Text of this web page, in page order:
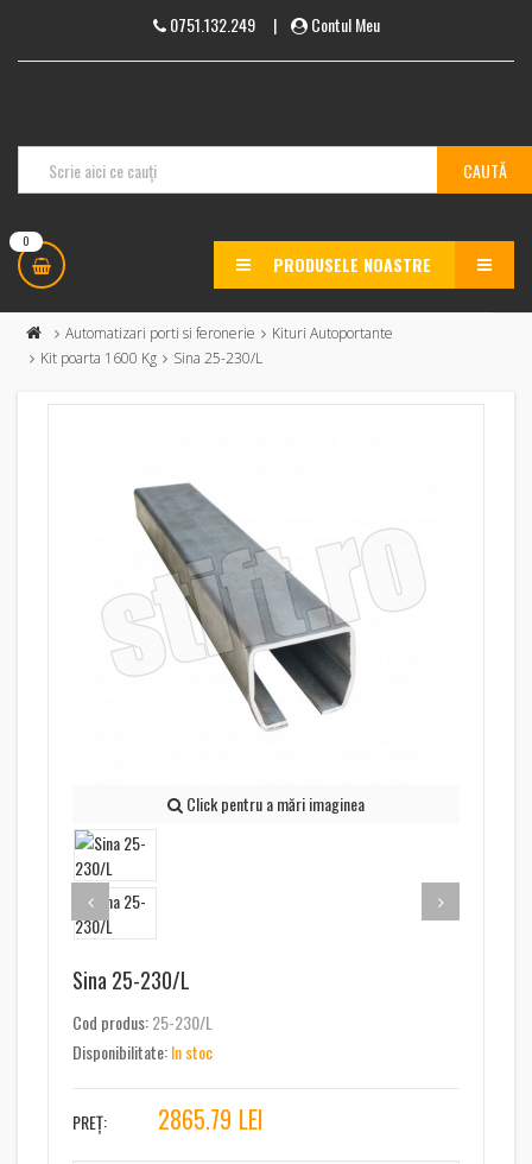
0751.132.249| Contul Meu
0
PRODUSELE NOASTRE MENU
Automatizari porti si feronerie
Kituri Autoportante
Kit poarta 1600 Kg
Sina 25-230/L
Click pentru a mări imaginea
Sina 25-230/L
Cod produs:25-230/L
Disponibilitate:In stoc
PREȚ: 2865.79 LEI